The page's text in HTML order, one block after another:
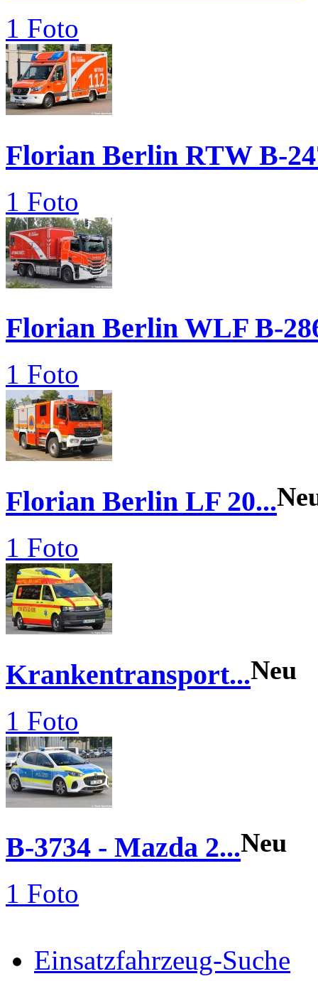
1 Foto
Florian Berlin RTW B-
1 Foto
Florian Berlin WLF B-
1 Foto
Florian Berlin LF 20...
1 Foto
Krankentransport...Neu
1 Foto
B-3734 - Mazda 2...Neu
1 Foto
Einsatzfahrzeug-Suche